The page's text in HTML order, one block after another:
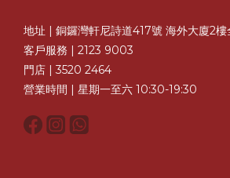
地址 | 銅鑼灣軒尼詩道417號 海外大廈2樓
客戶服務 | 2123 9003
門店 | 3520 2464
營業時間 | 星期一至六 10:30-19:30